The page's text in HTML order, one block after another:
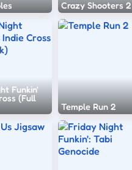
Crazy Shooters 2
Funkin'
(Full
Temple Run 2